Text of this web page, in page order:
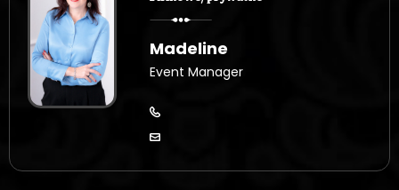
Madeline
Event Manager